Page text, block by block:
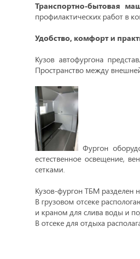
Транспортно-бытовая
профилактических работ в
Удобство, комфорт и
Кузов автофургона
Пространство между
Фургон
естественное освещение,
сетками.
Кузов-фургон ТБМ разделен
В грузовом отсеке
и краном для слива воды и
В отсеке для отдыха